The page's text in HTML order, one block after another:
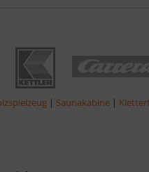
| Saunakabine |